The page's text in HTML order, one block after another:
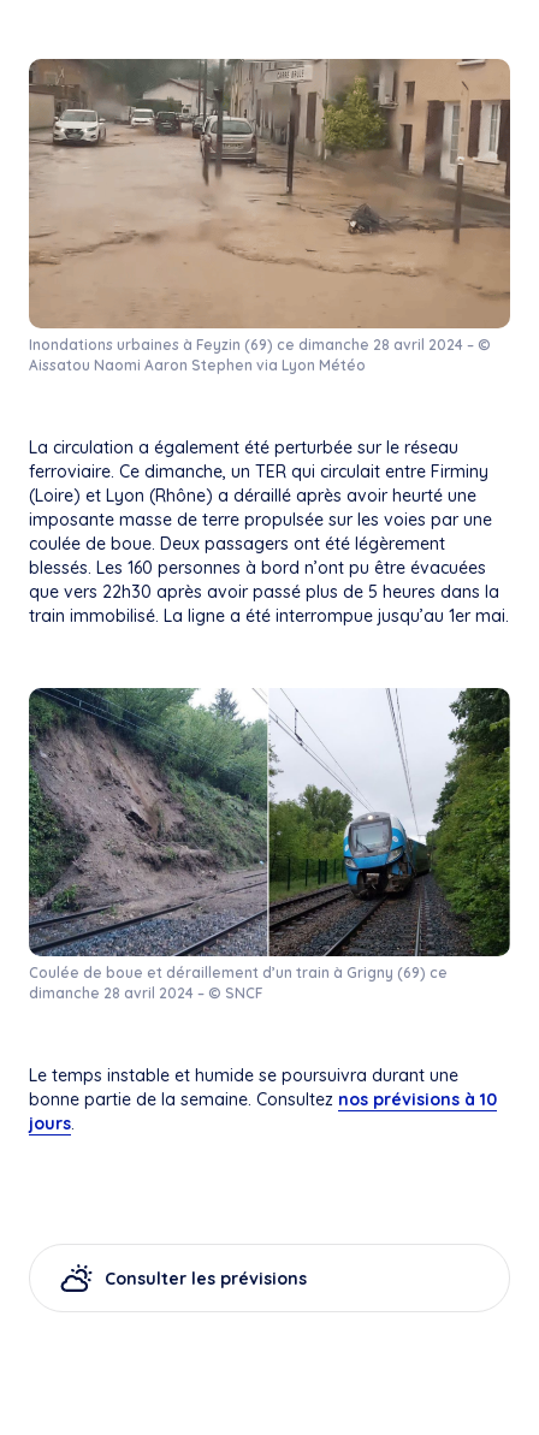
Inondations urbaines à Feyzin (69) ce dimanche 28 avril 2024 – ©
Aissatou Naomi Aaron Stephen via Lyon Météo
La circulation a également été perturbée sur le réseau
ferroviaire. Ce dimanche, un TER qui circulait entre Firminy
(Loire) et Lyon (Rhône) a déraillé après avoir heurté une
imposante masse de terre propulsée sur les voies par une
coulée de boue. Deux passagers ont été légèrement
blessés. Les 160 personnes à bord n’ont pu être évacuées
que vers 22h30 après avoir passé plus de 5 heures dans la
train immobilisé. La ligne a été interrompue jusqu’au 1er mai.
Coulée de boue et déraillement d’un train à Grigny (69) ce
dimanche 28 avril 2024 – © SNCF
Le temps instable et humide se poursuivra durant une
bonne partie de la semaine. Consultez nos prévisions à 10
jours.
Consulter les prévisions